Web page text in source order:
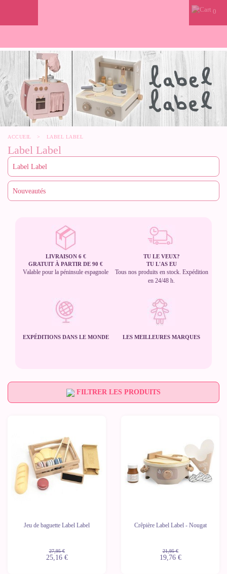
0
ACCUEIL > LABEL LABEL
Label Label
LIVRAISON 6 €
GRATUIT À PARTIR DE 90 €
Valable pour la péninsule espagnole
TU LE VEUX?
TU L'AS EU
Tous nos produits en stock. Expédition
en 24/48 h.
EXPÉDITIONS DANS LE MONDE LES MEILLEURES MARQUES
FILTRER LES PRODUITS
Jeu de baguette Label Label
27,95 €
25,16 €
Crêpière Label Label - Nougat
21,95 €
19,76 €